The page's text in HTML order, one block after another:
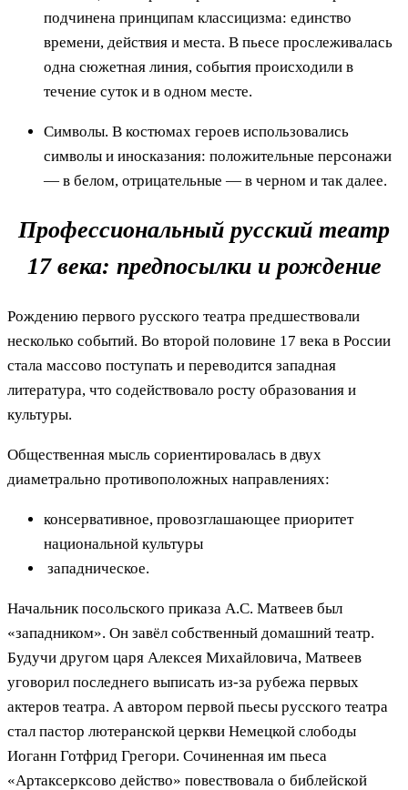
подчинена принципам классицизма: единство
времени, действия и места. В пьесе прослеживалась
одна сюжетная линия, события происходили в
течение суток и в одном месте.
Символы. В костюмах героев использовались
символы и иносказания: положительные персонажи
— в белом, отрицательные — в черном и так далее.
Профессиональный русский театр
17 века: предпосылки и рождение
Рождению первого русского театра предшествовали
несколько событий. Во второй половине 17 века в России
стала массово поступать и переводится западная
литература, что содействовало росту образования и
культуры.
Общественная мысль сориентировалась в двух
диаметрально противоположных направлениях:
консервативное, провозглашающее приоритет
национальной культуры
западническое.
Начальник посольского приказа А.С. Матвеев был
«западником». Он завёл собственный домашний театр.
Будучи другом царя Алексея Михайловича, Матвеев
уговорил последнего выписать из-за рубежа первых
актеров театра. А автором первой пьесы русского театра
стал пастор лютеранской церкви Немецкой слободы
Иоганн Готфрид Грегори. Сочиненная им пьеса
«Артаксерксово действо» повествовала о библейской